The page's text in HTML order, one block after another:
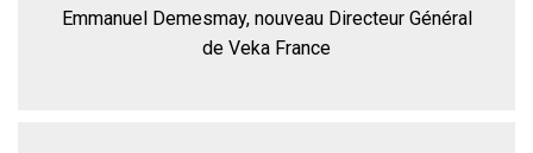
Emmanuel Demesmay, nouveau Directeur Général
de Veka France